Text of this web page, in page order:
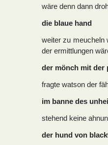
wäre denn dann
die blaue hand
weiter zu meucheln
der ermittlungen
der mönch mit der
fragte watson der
im banne des
stehend keine
der hund von